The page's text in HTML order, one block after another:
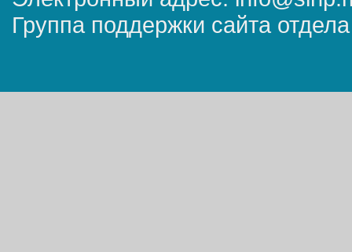
Группа поддержки сайта